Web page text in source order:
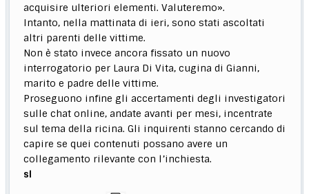
acquisire ulteriori elementi. Valuteremo».
Intanto, nella mattinata di ieri, sono stati ascoltati
altri parenti delle vittime.
Non è stato invece ancora fissato un nuovo
interrogatorio per Laura Di Vita, cugina di Gianni,
marito e padre delle vittime.
Proseguono infine gli accertamenti degli investigatori
sulle chat online, andate avanti per mesi, incentrate
sul tema della ricina. Gli inquirenti stanno cercando di
capire se quei contenuti possano avere un
collegamento rilevante con l’inchiesta.
sl